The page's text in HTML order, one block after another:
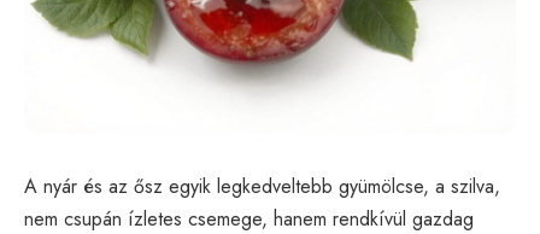
A nyár és az ősz egyik legkedveltebb gyümölcse, a szilva,
nem csupán ízletes csemege, hanem rendkívül gazdag